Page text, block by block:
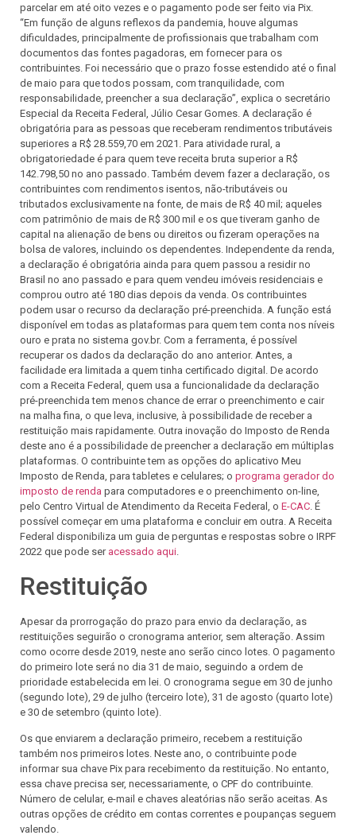
parcelar em até oito vezes e o pagamento pode ser feito via Pix.
“Em função de alguns reflexos da pandemia, houve algumas
dificuldades, principalmente de profissionais que trabalham com
documentos das fontes pagadoras, em fornecer para os
contribuintes. Foi necessário que o prazo fosse estendido até o final
de maio para que todos possam, com tranquilidade, com
responsabilidade, preencher a sua declaração”, explica o secretário
Especial da Receita Federal, Júlio Cesar Gomes. A declaração é
obrigatória para as pessoas que receberam rendimentos tributáveis
superiores a R$ 28.559,70 em 2021. Para atividade rural, a
obrigatoriedade é para quem teve receita bruta superior a R$
142.798,50 no ano passado. Também devem fazer a declaração, os
contribuintes com rendimentos isentos, não-tributáveis ou
tributados exclusivamente na fonte, de mais de R$ 40 mil; aqueles
com patrimônio de mais de R$ 300 mil e os que tiveram ganho de
capital na alienação de bens ou direitos ou fizeram operações na
bolsa de valores, incluindo os dependentes. Independente da renda,
a declaração é obrigatória ainda para quem passou a residir no
Brasil no ano passado e para quem vendeu imóveis residenciais e
comprou outro até 180 dias depois da venda. Os contribuintes
podem usar o recurso da declaração pré-preenchida. A função está
disponível em todas as plataformas para quem tem conta nos níveis
ouro e prata no sistema gov.br. Com a ferramenta, é possível
recuperar os dados da declaração do ano anterior. Antes, a
facilidade era limitada a quem tinha certificado digital. De acordo
com a Receita Federal, quem usa a funcionalidade da declaração
pré-preenchida tem menos chance de errar o preenchimento e cair
na malha fina, o que leva, inclusive, à possibilidade de receber a
restituição mais rapidamente. Outra inovação do Imposto de Renda
deste ano é a possibilidade de preencher a declaração em múltiplas
plataformas. O contribuinte tem as opções do aplicativo Meu
Imposto de Renda, para tabletes e celulares; o programa gerador do
imposto de renda para computadores e o preenchimento on-line,
pelo Centro Virtual de Atendimento da Receita Federal, o E-CAC. É
possível começar em uma plataforma e concluir em outra. A Receita
Federal disponibiliza um guia de perguntas e respostas sobre o IRPF
2022 que pode ser acessado aqui.
Restituição
Apesar da prorrogação do prazo para envio da declaração, as
restituições seguirão o cronograma anterior, sem alteração. Assim
como ocorre desde 2019, neste ano serão cinco lotes. O pagamento
do primeiro lote será no dia 31 de maio, seguindo a ordem de
prioridade estabelecida em lei. O cronograma segue em 30 de junho
(segundo lote), 29 de julho (terceiro lote), 31 de agosto (quarto lote)
e 30 de setembro (quinto lote).
Os que enviarem a declaração primeiro, recebem a restituição
também nos primeiros lotes. Neste ano, o contribuinte pode
informar sua chave Pix para recebimento da restituição. No entanto,
essa chave precisa ser, necessariamente, o CPF do contribuinte.
Número de celular, e-mail e chaves aleatórias não serão aceitas. As
outras opções de crédito em contas correntes e poupanças seguem
valendo.